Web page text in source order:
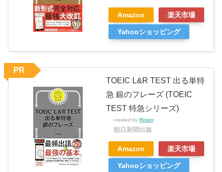
Amazon 楽天市場
Yahooショッピング
TOEIC L&R TEST 出る単特
急 銀のフレーズ (TOEIC
TEST 特急シリーズ)
created by Rinker
朝日新聞出版
Amazon 楽天市場
Yahooショッピング
PR